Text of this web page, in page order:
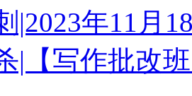
|2023年11月
|【写作批改